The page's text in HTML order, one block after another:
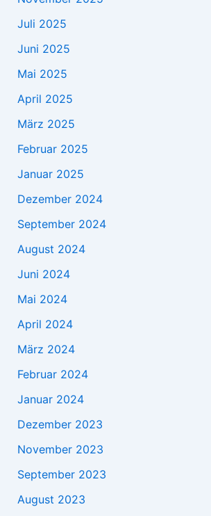
Juli 2025
Juni 2025
Mai 2025
April 2025
März 2025
Februar 2025
Januar 2025
Dezember 2024
September 2024
August 2024
Juni 2024
Mai 2024
April 2024
März 2024
Februar 2024
Januar 2024
Dezember 2023
November 2023
September 2023
August 2023